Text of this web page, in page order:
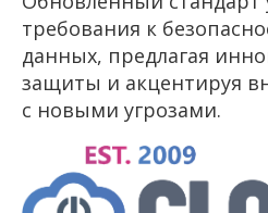
требования к
данных, предлагая
защиты и акцентируя
с новыми угрозами.